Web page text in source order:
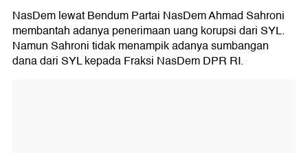
NasDem lewat Bendum Partai NasDem Ahmad Sahroni
membantah adanya penerimaan uang korupsi dari SYL.
Namun Sahroni tidak menampik adanya sumbangan
dana dari SYL kepada Fraksi NasDem DPR RI.